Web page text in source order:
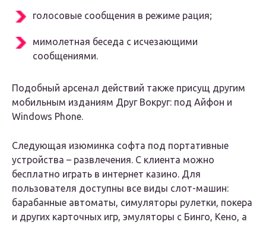
голосовые сообщения в режиме рация;
мимолетная беседа с исчезающими
сообщениями.
Подобный арсенал действий также присущ другим
мобильным изданиям Друг Вокруг: под Айфон и
Windows Phone.
Следующая изюминка софта под портативные
устройства – развлечения. С клиента можно
бесплатно играть в интернет казино. Для
пользователя доступны все виды слот-машин:
барабанные автоматы, симуляторы рулетки, покера
и других карточных игр, эмуляторы с Бинго, Кено, а